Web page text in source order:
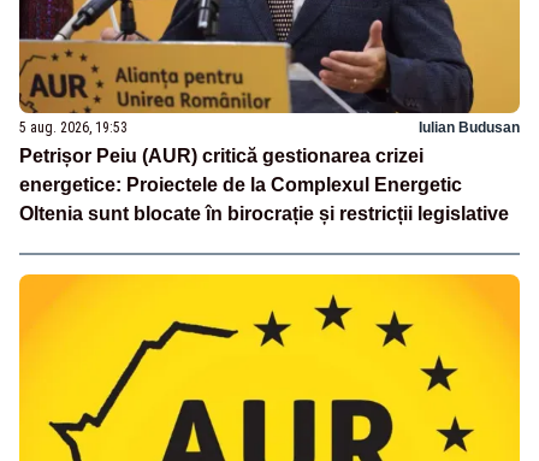
5 aug. 2026, 19:53 Iulian Budusan
Petrișor Peiu (AUR) critică gestionarea crizei
energetice: Proiectele de la Complexul Energetic
Oltenia sunt blocate în birocrație și restricții legislative